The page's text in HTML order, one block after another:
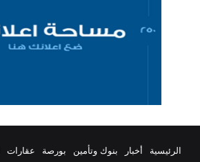
الرئيسية أخبار بنوك وتأمين بورصة عقارات